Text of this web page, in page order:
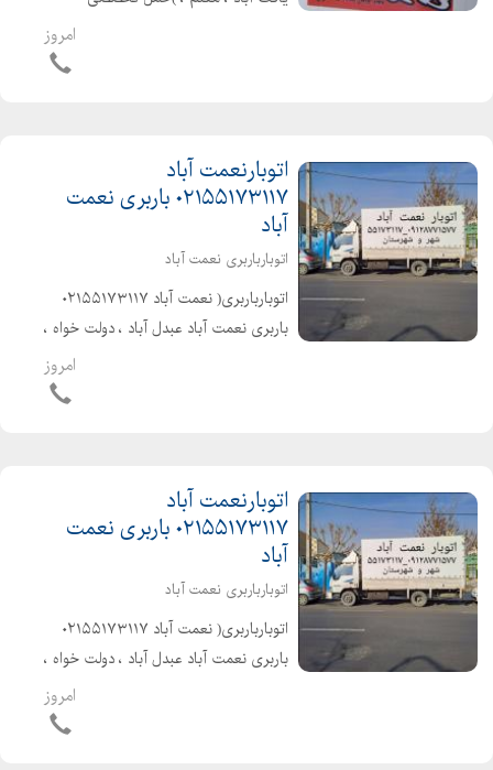
بارواثاثیه منزل . ادارات . شرکتها شهر و
شهرستان با کارگران مخصوص اثاث کشی
امروز
اتوبارنعمت آباد
۰۲۱۵۵۱۷۳۱۱۷ باربری نعمت
آباد
اتوبارباربری نعمت آباد
اتوبارباربری( نعمت آباد ۰۲۱۵۵۱۷۳۱۱۷
باربری نعمت آباد عبدل آباد ، دولت خواه ،
پاسگاه )حمل تخصصی بارواثاثیه منزل .
ادارات . شرکتها شهر و شهرستان با کارگران
امروز
اتوبارنعمت آباد
۰۲۱۵۵۱۷۳۱۱۷ باربری نعمت
آباد
اتوبارباربری نعمت آباد
اتوبارباربری( نعمت آباد ۰۲۱۵۵۱۷۳۱۱۷
باربری نعمت آباد عبدل آباد ، دولت خواه ،
پاسگاه )حمل تخصصی بارواثاثیه منزل .
ادارات . شرکتها شهر و شهرستان با کارگران
امروز